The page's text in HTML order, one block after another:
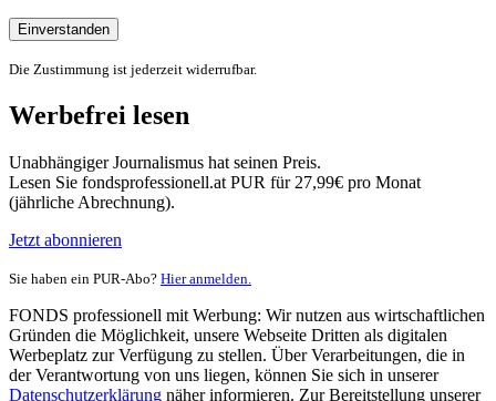
Einverstanden
Die Zustimmung ist jederzeit widerrufbar.
Werbefrei lesen
Unabhängiger Journalismus hat seinen Preis.
Lesen Sie fondsprofessionell.at PUR für 27,99€ pro Monat
(jährliche Abrechnung).
Jetzt abonnieren
Sie haben ein PUR-Abo? Hier anmelden.
FONDS professionell mit Werbung: Wir nutzen aus wirtschaftlichen
Gründen die Möglichkeit, unsere Webseite Dritten als digitalen
Werbeplatz zur Verfügung zu stellen. Über Verarbeitungen, die in
der Verantwortung von uns liegen, können Sie sich in unserer
Datenschutzerklärung näher informieren. Zur Bereitstellung unserer